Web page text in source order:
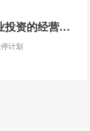
营处置权风险
计划